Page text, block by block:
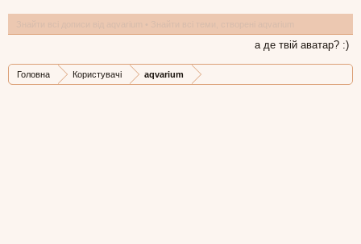
а де твій аватар? :)
Головна Користувачі aqvarium